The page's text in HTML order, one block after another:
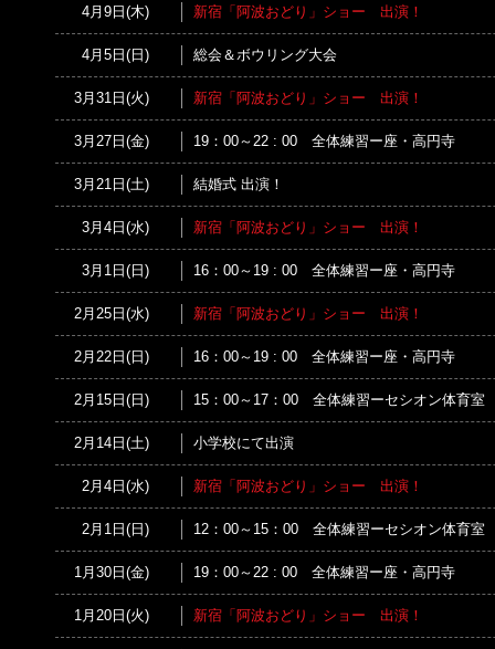
4月9日(木) 新宿「阿波おどり」ショー 出演！
4月5日(日) 総会＆ボウリング大会
3月31日(火) 新宿「阿波おどり」ショー 出演！
3月27日(金) 19：00～22 : 00 全体練習ー座・高円寺
3月21日(土) 結婚式 出演！
3月4日(水) 新宿「阿波おどり」ショー 出演！
3月1日(日) 16：00～19 : 00 全体練習ー座・高円寺
2月25日(水) 新宿「阿波おどり」ショー 出演！
2月22日(日) 16：00～19 : 00 全体練習ー座・高円寺
2月15日(日) 15：00～17：00 全体練習ーセシオン体育室
2月14日(土) 小学校にて出演
2月4日(水) 新宿「阿波おどり」ショー 出演！
2月1日(日) 12：00～15：00 全体練習ーセシオン体育室
1月30日(金) 19：00～22 : 00 全体練習ー座・高円寺
1月20日(火) 新宿「阿波おどり」ショー 出演！